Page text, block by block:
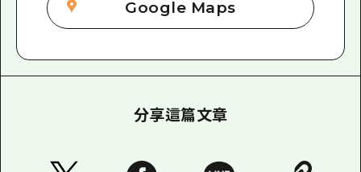
Google Maps
分享這篇文章